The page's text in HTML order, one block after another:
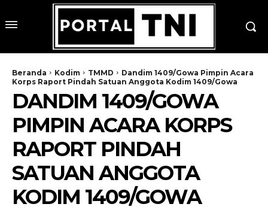
Beranda Kodim TMMD
Dandim 1409/Gowa Pimpin Acara
Korps Raport Pindah Satuan Anggota Kodim 1409/Gowa
DANDIM 1409/GOWA
PIMPIN ACARA KORPS
RAPORT PINDAH
SATUAN ANGGOTA
KODIM 1409/GOWA